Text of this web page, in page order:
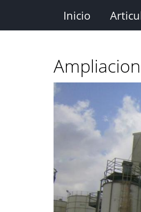
contenido
Inicio